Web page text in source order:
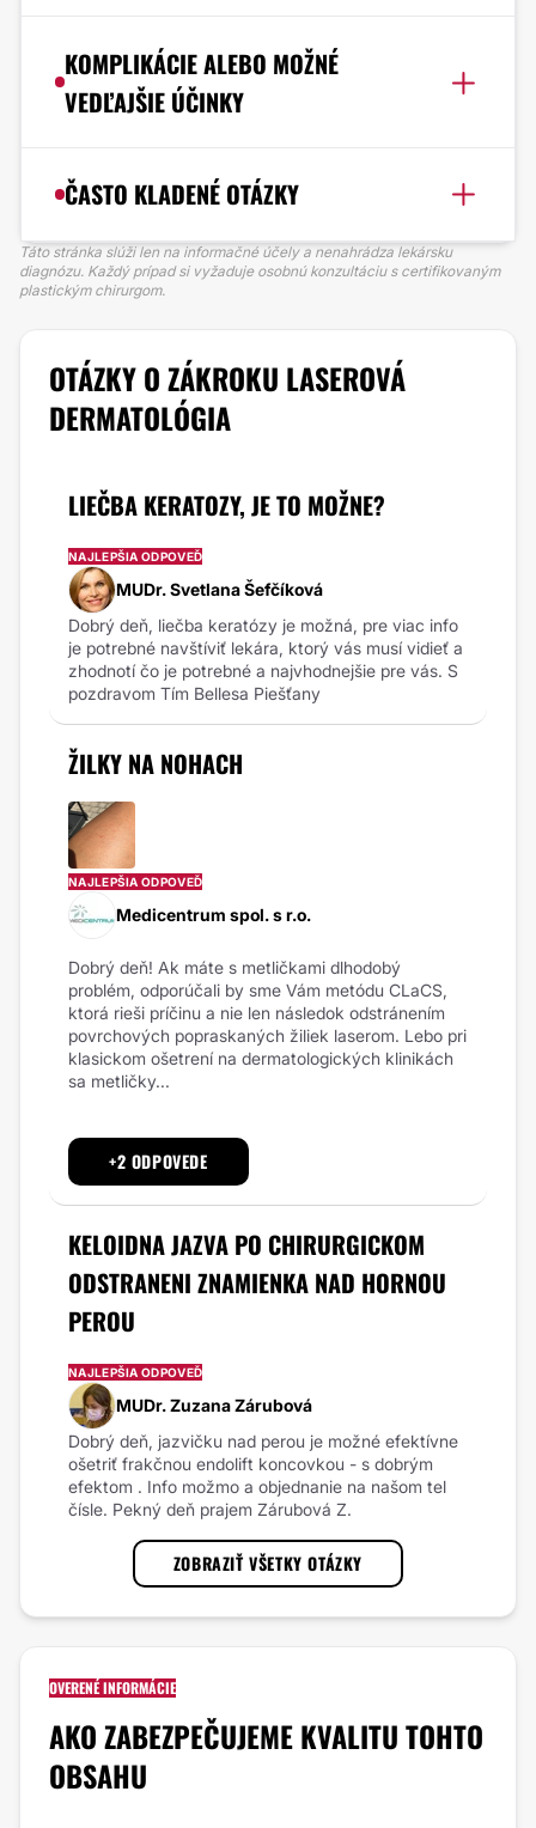
KOMPLIKÁCIE ALEBO MOŽNÉ
VEDĽAJŠIE ÚČINKY
ČASTO KLADENÉ OTÁZKY
Táto stránka slúži len na informačné účely a nenahrádza lekársku
diagnózu. Každý prípad si vyžaduje osobnú konzultáciu s certifikovaným
plastickým chirurgom.
OTÁZKY O ZÁKROKU LASEROVÁ
DERMATOLÓGIA
LIEČBA KERATOZY, JE TO MOŽNE?
NAJLEPŠIA ODPOVEĎ
MUDr. Svetlana Šefčíková
Dobrý deň, liečba keratózy je možná, pre viac info
je potrebné navštíviť lekára, ktorý vás musí vidieť a
zhodnotí čo je potrebné a najvhodnejšie pre vás. S
pozdravom Tím Bellesa Piešťany
ŽILKY NA NOHACH
NAJLEPŠIA ODPOVEĎ
Medicentrum spol. s r.o.
Dobrý deň! Ak máte s metličkami dlhodobý
problém, odporúčali by sme Vám metódu CLaCS,
ktorá rieši príčinu a nie len následok odstránením
povrchových popraskaných žiliek laserom. Lebo pri
klasickom ošetrení na dermatologických klinikách
sa metličky...
+2 ODPOVEDE
KELOIDNA JAZVA PO CHIRURGICKOM
ODSTRANENI ZNAMIENKA NAD HORNOU
PEROU
NAJLEPŠIA ODPOVEĎ
MUDr. Zuzana Zárubová
Dobrý deň, jazvičku nad perou je možné efektívne
ošetriť frakčnou endolift koncovkou - s dobrým
efektom . Info možmo a objednanie na našom tel
čísle. Pekný deň prajem Zárubová Z.
ZOBRAZIŤ VŠETKY OTÁZKY
OVERENÉ INFORMÁCIE
AKO ZABEZPEČUJEME KVALITU TOHTO
OBSAHU